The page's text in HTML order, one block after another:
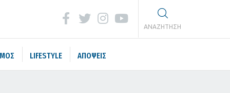
ΑΝΑΖΗΤΗΣΗ
LIFESTYLE ΑΠΟΨΕΙΣ